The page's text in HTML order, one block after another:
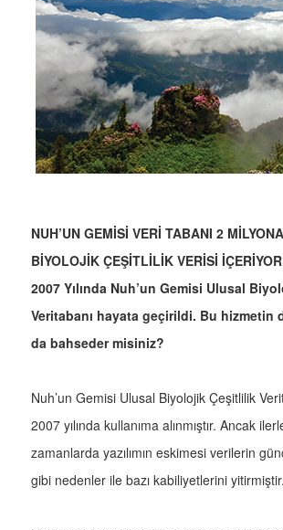
NUH’UN GEMİSİ VERİ TABANI 2
BİYOLOJİK ÇEŞİTLİLİK VERİSİ İÇERİYOR
2007 Yılında Nuh’un Gemisi Ulusal
Veritabanı hayata geçirildi. Bu hizmetin
da bahseder misiniz?
Nuh’un Gemisi Ulusal Biyolojik Çeşitlilik
2007 yılında kullanıma alınmıştır. Ancak
zamanlarda yazılımın eskimesi verilerin
gibi nedenler ile bazı kabiliyetlerini yitirmiştir.